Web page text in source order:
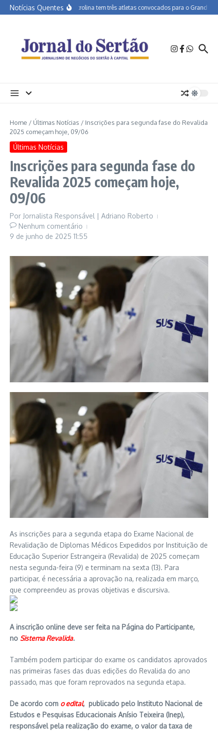
Ir para o conteúdo
Notícias QuentesAPA Petrolina tem três atletas convocados para o Grand Prix
Home / Últimas Notícias / Inscrições para segunda fase do Revalida
2025 começam hoje, 09/06
Últimas Notícias
Inscrições para segunda fase do
Revalida 2025 começam hoje,
09/06
Por Jornalista Responsável | Adriano Roberto
Nenhum comentário
9 de junho de 2025 11:55
As inscrições para a segunda etapa do Exame Nacional de
Revalidação de Diplomas Médicos Expedidos por Instituição de
Educação Superior Estrangeira (Revalida) de 2025 começam
nesta segunda-feira (9) e terminam na sexta (13). Para
participar, é necessária a aprovação na, realizada em março,
que compreendeu as provas objetivas e discursiva.
A inscrição online deve ser feita na Página do Participante,
no Sistema Revalida.
Também podem participar do exame os candidatos aprovados
nas primeiras fases das duas edições do Revalida do ano
passado, mas que foram reprovados na segunda etapa.
De acordo com o edital, publicado pelo Instituto Nacional de
Estudos e Pesquisas Educacionais Anísio Teixeira (Inep),
responsável pela realização do exame, o valor da taxa de